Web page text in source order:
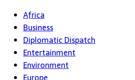
Africa
Business
Diplomatic Dispatch
Entertainment
Environment